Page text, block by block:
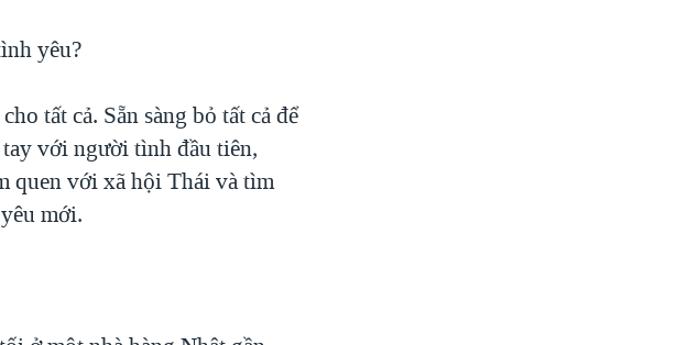
yêu?
tất cả. Sẵn sàng bỏ tất cả để
với người tình đầu tiên,
quen với xã hội Thái và tìm
mới.